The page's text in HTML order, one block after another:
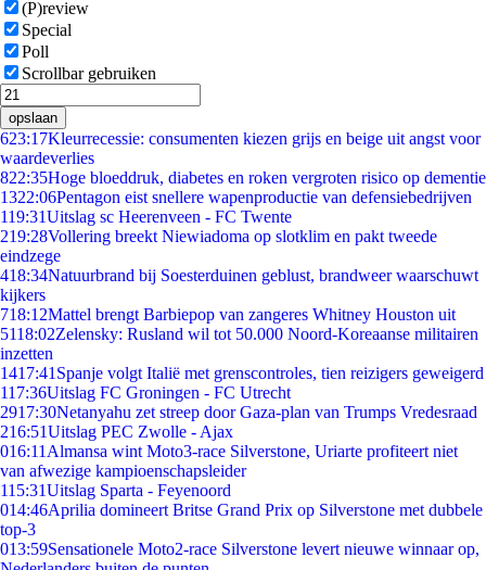
(P)review
Special
Poll
Scrollbar gebruiken
opslaan
623:17Kleurrecessie: consumenten kiezen grijs en beige uit angst voor
waardeverlies
822:35Hoge bloeddruk, diabetes en roken vergroten risico op dementie
1322:06Pentagon eist snellere wapenproductie van defensiebedrijven
119:31Uitslag sc Heerenveen - FC Twente
219:28Vollering breekt Niewiadoma op slotklim en pakt tweede
eindzege
418:34Natuurbrand bij Soesterduinen geblust, brandweer waarschuwt
kijkers
718:12Mattel brengt Barbiepop van zangeres Whitney Houston uit
5118:02Zelensky: Rusland wil tot 50.000 Noord-Koreaanse militairen
inzetten
1417:41 Spanje volgt Italië met grenscontroles, tien reizigers geweigerd
117:36Uitslag FC Groningen - FC Utrecht
2917:30Netanyahu zet streep door Gaza-plan van Trumps Vredesraad
216:51Uitslag PEC Zwolle - Ajax
016:11 Almansa wint Moto3-race Silverstone, Uriarte profiteert niet
van afwezige kampioenschapsleider
115:31Uitslag Sparta - Feyenoord
014:46Aprilia domineert Britse Grand Prix op Silverstone met dubbele
top-3
013:59Sensationele Moto2-race Silverstone levert nieuwe winnaar op,